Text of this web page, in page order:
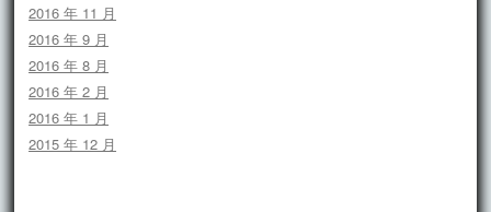
2016 年 11 月
2016 年 9 月
2016 年 8 月
2016 年 2 月
2016 年 1 月
2015 年 12 月